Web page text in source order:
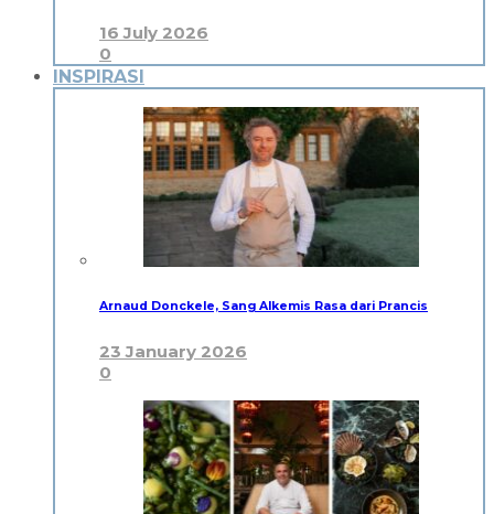
16 July 2026
0
INSPIRASI
Arnaud Donckele, Sang Alkemis Rasa dari Prancis
23 January 2026
0